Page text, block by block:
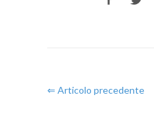
⇐ Articolo precedente